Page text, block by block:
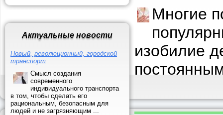
Актуальные новости
Новый, революционный, городской
транспорт
Смысл создания
современного
индивидуального транспорта
в том, чтобы сделать его
рациональным, безопасным для
людей и не загрязняющим ...
Многие
изобилие